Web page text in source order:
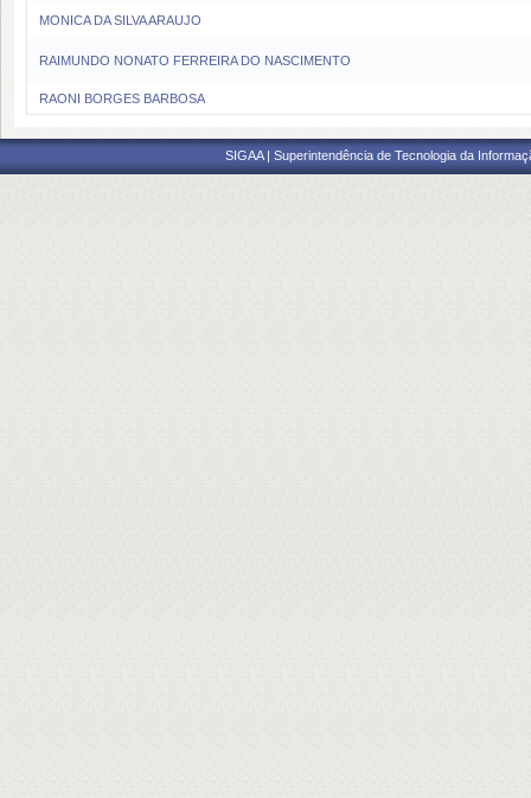
MONICA DA SILVA ARAUJO
RAIMUNDO NONATO FERREIRA DO NASCIMENTO
RAONI BORGES BARBOSA
SIGAA | Superintendência de Tecnologia da